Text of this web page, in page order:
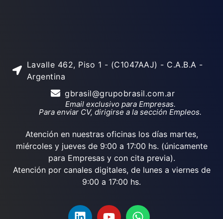
Lavalle 462, Piso 1 - (C1047AAJ) - C.A.B.A -
Argentina
gbrasil@grupobrasil.com.ar
Email exclusivo para Empresas.
Para enviar CV, dirigirse a la sección Empleos.
Atención en nuestras oficinas los días martes,
miércoles y jueves de 9:00 a 17:00 hs. (únicamente
para Empresas y con cita previa).
Atención por canales digitales, de lunes a viernes de
9:00 a 17:00 hs.